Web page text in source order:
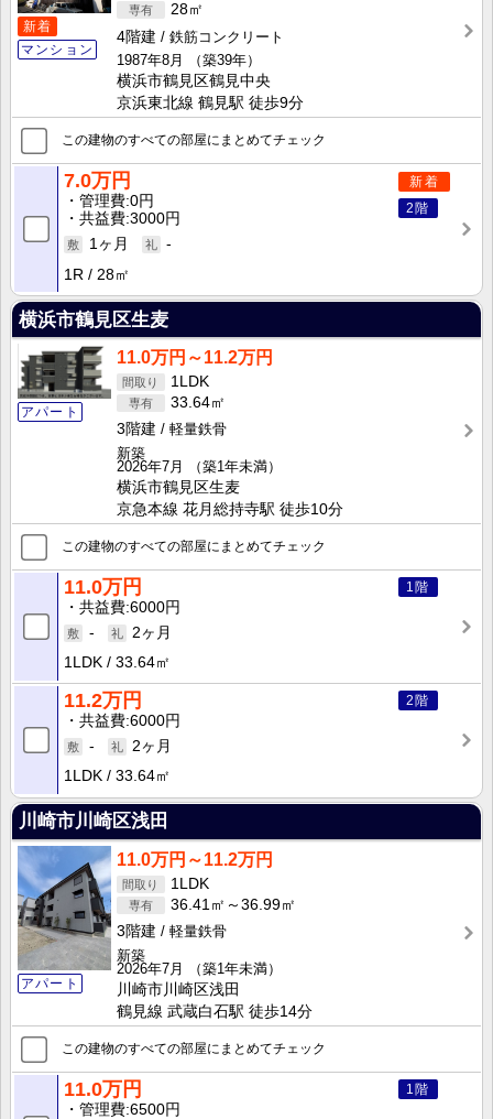
新着
マンション
28㎡
4階建
鉄筋コンクリート
1987年8月
（築39年）
横浜市鶴見区鶴見中央
京浜東北線 鶴見駅 徒歩9分
この建物のすべての部屋にまとめてチェック
新着
2階
7.0万円
管理費 0円
共益費 3000円
1ヶ月
-
1R
28㎡
横浜市鶴見区生麦
アパート
11.0万円～11.2万円
1LDK
33.64㎡
3階建
軽量鉄骨
新築
2026年7月
（築1年未満）
横浜市鶴見区生麦
京急本線 花月総持寺駅 徒歩10分
この建物のすべての部屋にまとめてチェック
1階
11.0万円
共益費 6000円
-
2ヶ月
1LDK
33.64㎡
2階
11.2万円
共益費 6000円
-
2ヶ月
1LDK
33.64㎡
川崎市川崎区浅田
アパート
11.0万円～11.2万円
1LDK
36.41㎡～36.99㎡
3階建
軽量鉄骨
新築
2026年7月
（築1年未満）
川崎市川崎区浅田
鶴見線 武蔵白石駅 徒歩14分
この建物のすべての部屋にまとめてチェック
1階
11.0万円
管理費 6500円